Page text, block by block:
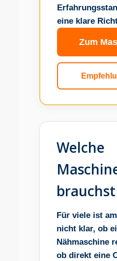
eine klare
Zum
Welche
Für viele ist
nicht klar, ob
Nähmaschine
ob direkt eine